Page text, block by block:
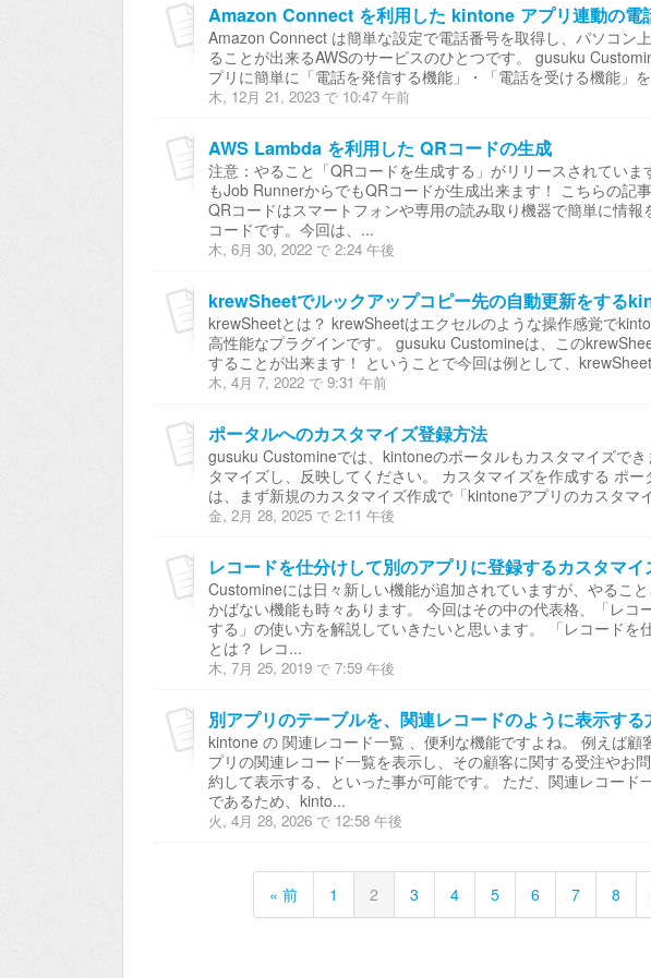
Amazon Connect を利用した kintone アプリ連動の電
Amazon Connect は簡単な設定で電話番号を取得し、パソコン
ることが出来るAWSのサービスのひとつです。 gusuku
プリに簡単に「電話を発信する機能」・「電話を受ける機能」
木, 12月 21, 2023 で 10:47 午前
AWS Lambda を利用した QRコードの生成
注意：やること「QRコードを生成する」がリリースされてい
もJob RunnerからでもQRコードが生成出来ます！ こちらの記
QRコードはスマートフォンや専用の読み取り機器で簡単に情
コードです。今回は、...
木, 6月 30, 2022 で 2:24 午後
krewSheetでルックアップコピー先の自動更新をする
krewSheetとは？ krewSheetはエクセルのような操作感覚で
高性能なプラグインです。 gusuku Customineは、この
することが出来ます！ ということで今回は例として、
木, 4月 7, 2022 で 9:31 午前
ポータルへのカスタマイズ登録方法
gusuku Customineでは、kintoneのポータルもカスタマイズで
タマイズし、反映してください。 カスタマイズを作成する ポ
は、まず新規のカスタマイズ作成で「kintoneアプリのカスタマ
金, 2月 28, 2025 で 2:11 午後
レコードを仕分けして別のアプリに登録するカスタマイ
Customineには日々新しい機能が追加されていますが、やるこ
かばない機能も時々あります。 今回はその中の代表格、「レコ
する」の使い方を解説していきたいと思います。 「レコードを
とは？ レコ...
木, 7月 25, 2019 で 7:59 午後
別アプリのテーブルを、関連レコードのように表示する
kintone の 関連レコード一覧 、便利な機能ですよね。 例えば顧
プリの関連レコード一覧を表示し、その顧客に関する受注やお
約して表示する、といった事が可能です。 ただ、関連レコード
であるため、kinto...
火, 4月 28, 2026 で 12:58 午後
« 前 1 2 3 4 5 6 7 8